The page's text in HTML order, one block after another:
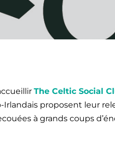
The Celtic Social
Irlandais proposent leur
à grands coups